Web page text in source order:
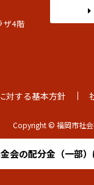
ザ4階
対する基本方針
Copyright © 福岡市社会
会の配分金（一部